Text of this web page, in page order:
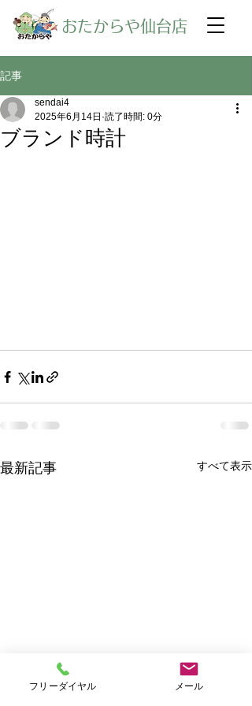
​おたからや仙台店
記事
ブランド時計
sendai4
2025年6月14日 読了時間: 0分
最新記事 すべて表示
フリーダイヤル メール